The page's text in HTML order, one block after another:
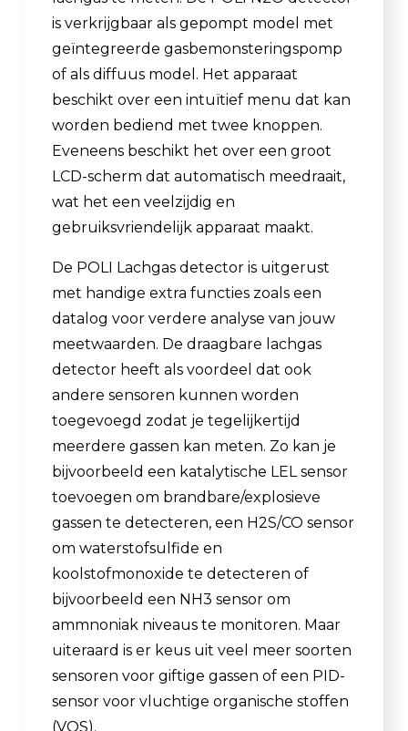
is verkrijgbaar als gepompt model met
geïntegreerde gasbemonsteringspomp
of als diffuus model. Het apparaat
beschikt over een intuïtief menu dat kan
worden bediend met twee knoppen.
Eveneens beschikt het over een groot
LCD-scherm dat automatisch meedraait,
wat het een veelzijdig en
gebruiksvriendelijk apparaat maakt.
De POLI Lachgas detector is uitgerust
met handige extra functies zoals een
datalog voor verdere analyse van jouw
meetwaarden. De draagbare lachgas
detector heeft als voordeel dat ook
andere sensoren kunnen worden
toegevoegd zodat je tegelijkertijd
meerdere gassen kan meten. Zo kan je
bijvoorbeeld een katalytische LEL sensor
toevoegen om brandbare/explosieve
gassen te detecteren, een H2S/CO sensor
om waterstofsulfide en
koolstofmonoxide te detecteren of
bijvoorbeeld een NH3 sensor om
ammnoniak niveaus te monitoren. Maar
uiteraard is er keus uit veel meer soorten
sensoren voor giftige gassen of een PID-
sensor voor vluchtige organische stoffen
(VOS).